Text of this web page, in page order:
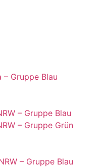
– Gruppe Blau
– Gruppe Blau
– Gruppe Grün
– Gruppe Blau